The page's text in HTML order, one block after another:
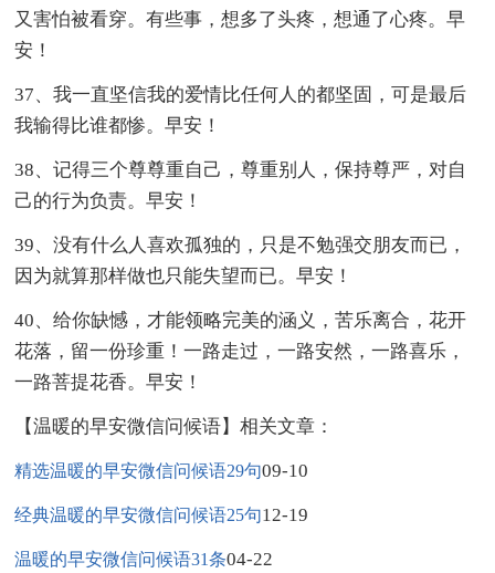
又害怕被看穿。有些事，想多了头疼，想通了心疼。早
安！
37、我一直坚信我的爱情比任何人的都坚固，可是最后
我输得比谁都惨。早安！
38、记得三个尊尊重自己，尊重别人，保持尊严，对自
己的行为负责。早安！
39、没有什么人喜欢孤独的，只是不勉强交朋友而已，
因为就算那样做也只能失望而已。早安！
40、给你缺憾，才能领略完美的涵义，苦乐离合，花开
花落，留一份珍重！一路走过，一路安然，一路喜乐，
一路菩提花香。早安！
【温暖的早安微信问候语】相关文章：
精选温暖的早安微信问候语29句09-10
经典温暖的早安微信问候语25句12-19
温暖的早安微信问候语31条04-22